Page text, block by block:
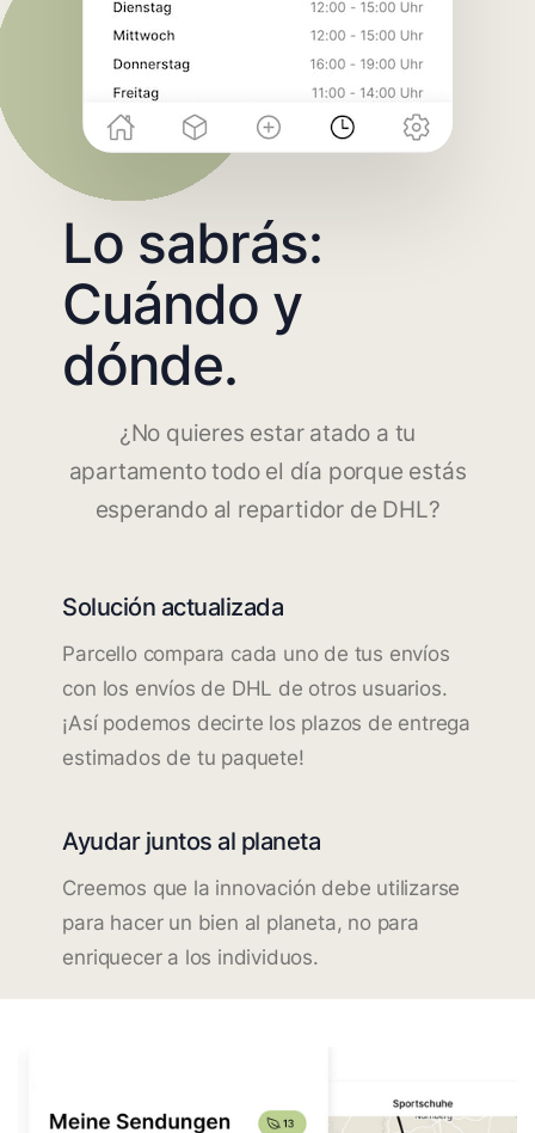
Lo sabrás:
Cuándo y
dónde.
¿No quieres estar atado a tu
apartamento todo el día porque estás
esperando al repartidor de DHL?
Solución actualizada
Parcello compara cada uno de tus envíos
con los envíos de DHL de otros usuarios.
¡Así podemos decirte los plazos de entrega
estimados de tu paquete!
Ayudar juntos al planeta
Creemos que la innovación debe utilizarse
para hacer un bien al planeta, no para
enriquecer a los individuos.